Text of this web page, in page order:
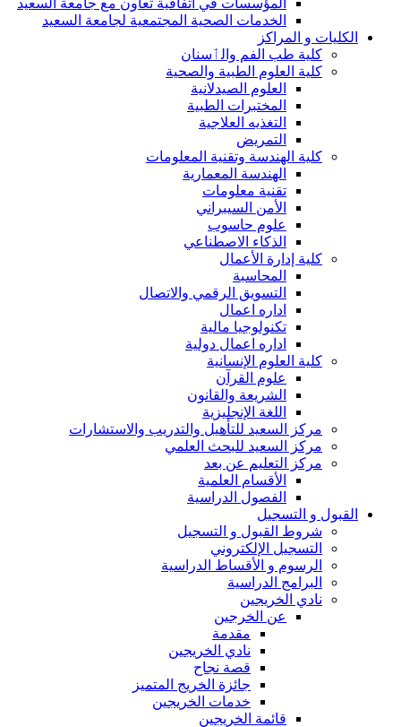
المؤسسات في اتفاقية تعاون مع جامعة السعيد
الخدمات الصحية المجتمعية لجامعة السعيد
الكليات و المراكز
كلية طب الفم والٲسنان
كلية العلوم الطبية والصحية
العلوم الصيدلانية
المختبرات الطبية
التغذيه العلاجية
التمريض
كلية الهندسة وتقنية المعلومات
الهندسة المعمارية
تقنية معلومات
الأمن السيبراني
علوم حاسوب
الذكاء الاصطناعي
كلية إدارة الأعمال
المحاسبة
التسويق الرقمي والاتصال
اداره اعمال
تكنولوجيا مالية
اداره اعمال دولية
كلية العلوم الإنسانية
علوم القرآن
الشريعة والقانون
اللغة الإنجليزية
مركز السعيد للتأهيل والتدريب والاستشارات
مركز السعيد للبحث العلمي
مركز التعليم عن بعد
الأقسام العلمية
الفصول الدراسية
القبول و التسجيل
شروط القبول و التسجيل
التسجيل الإلكتروني
الرسوم و الأقساط الدراسية
البرامج الدراسية
نادي الخريجين
عن الخرجين
مقدمة
نادي الخريجين
قصة نجاح
جائزة الخريج المتميز
خدمات الخريجين
قائمة الخريجين